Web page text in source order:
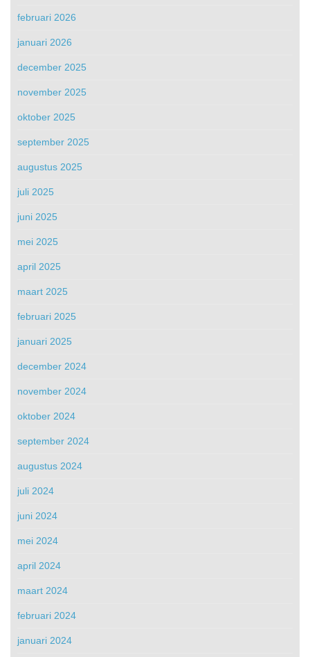
februari 2026
januari 2026
december 2025
november 2025
oktober 2025
september 2025
augustus 2025
juli 2025
juni 2025
mei 2025
april 2025
maart 2025
februari 2025
januari 2025
december 2024
november 2024
oktober 2024
september 2024
augustus 2024
juli 2024
juni 2024
mei 2024
april 2024
maart 2024
februari 2024
januari 2024